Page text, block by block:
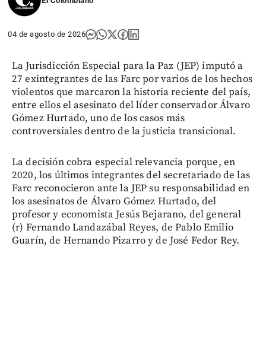
04 de agosto de 2026
La Jurisdicción Especial para la Paz (JEP) imputó a
27 exintegrantes de las Farc por varios de los hechos
violentos que marcaron la historia reciente del país,
entre ellos el asesinato del líder conservador Álvaro
Gómez Hurtado, uno de los casos más
controversiales dentro de la justicia transicional.
La decisión cobra especial relevancia porque, en
2020, los últimos integrantes del secretariado de las
Farc reconocieron ante la JEP su responsabilidad en
los asesinatos de Álvaro Gómez Hurtado, del
profesor y economista Jesús Bejarano, del general
(r) Fernando Landazábal Reyes, de Pablo Emilio
Guarín, de Hernando Pizarro y de José Fedor Rey.